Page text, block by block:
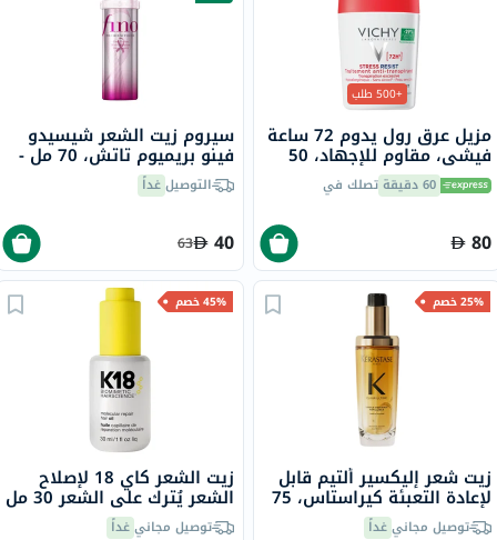
+500 طلب
مزيل عرق رول يدوم 72 ساعة
فيشي، مقاوم للإجهاد، 50
مل 60 دقيقة تصلك في
80
سيروم زيت الشعر شيسيدو
فينو بريميوم تاتش، 70 مل -
إصدار الشريط الوردي
التوصيلغداً
40
63
25% خصم
زيت شعر إليكسير ألتيم قابل
لإعادة التعبئة كيراستاس، 75
ملتوصيل مجانيغداً
45% خصم
زيت الشعر كاي 18 لإصلاح
الشعر يُترك على الشعر 30 مل
توصيل مجانيغداً